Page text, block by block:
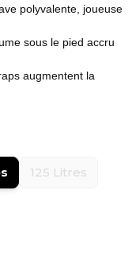
polyvalente, joueuse
sous le pied accru
augmentent la
125 Litres